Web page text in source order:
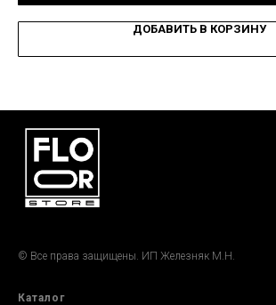
ДОБАВИТЬ В КОРЗИНУ
© Все права защищены. ИП Железняк М.Н.
Каталог